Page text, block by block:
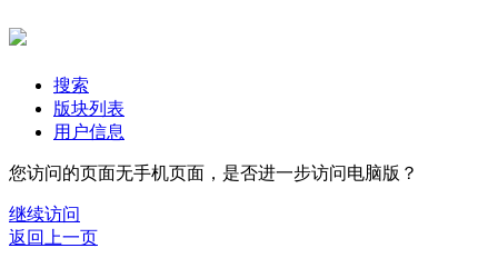
搜索
版块列表
用户信息
您访问的页面无手机页面，是否进一步访问电脑版？
继续访问
返回上一页